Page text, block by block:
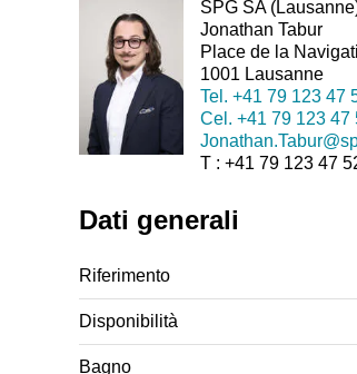
SPG SA
Jonathan Tabur
Place de la
1001 Lausanne
Tel. +41 79 123 47
Cel. +41 79 123 47
T : +41 79 123 47
Dati generali
Riferimento
Disponibilità
Bagno